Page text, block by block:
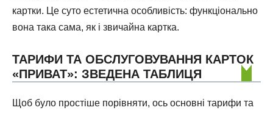
картки. Це суто естетична особливість: функціонально
вона така сама, як і звичайна картка.
ТАРИФИ ТА ОБСЛУГОВУВАННЯ КАРТОК
«ПРИВАТ»: ЗВЕДЕНА ТАБЛИЦЯ
Щоб було простіше порівняти, ось основні тарифи та